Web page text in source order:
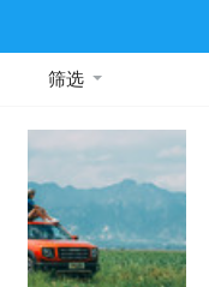
筛选